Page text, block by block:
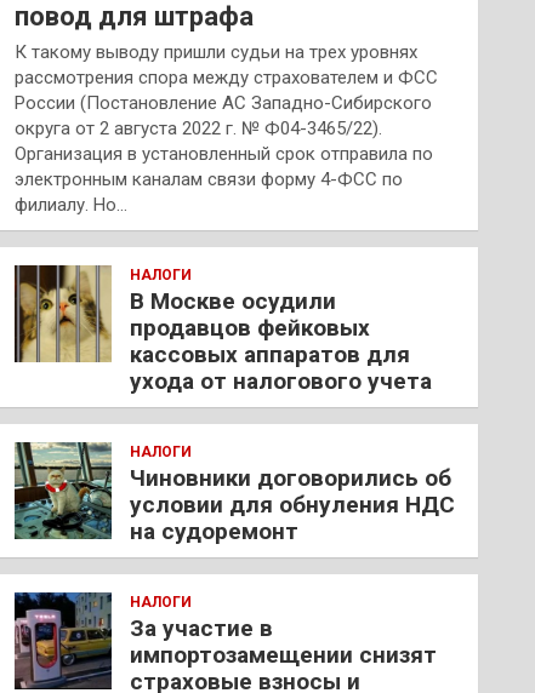
повод для штрафа
К такому выводу пришли судьи на трех уровнях
рассмотрения спора между страхователем и ФСС
России (Постановление АС Западно-Сибирского
округа от 2 августа 2022 г. № Ф04-3465/22).
Организация в установленный срок отправила по
электронным каналам связи форму 4-ФСС по
филиалу. Но…
НАЛОГИ
В Москве осудили
продавцов фейковых
кассовых аппаратов для
ухода от налогового учета
НАЛОГИ
Чиновники договорились об
условии для обнуления НДС
на судоремонт
НАЛОГИ
За участие в
импортозамещении снизят
страховые взносы и